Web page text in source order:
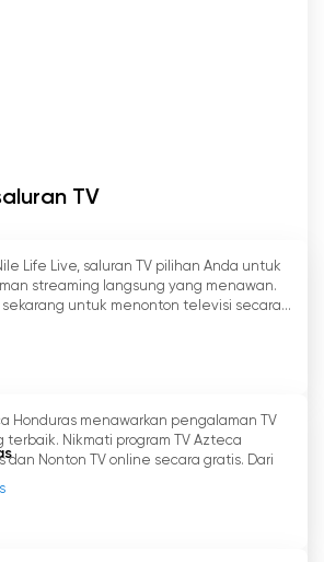
TV
Life Live, saluran TV pilihan Anda untuk
streaming langsung yang menawan.
sekarang untuk menonton televisi secara...
Honduras menawarkan pengalaman TV
terbaik. Nikmati program TV Azteca
dan Nonton TV online secara gratis. Dari